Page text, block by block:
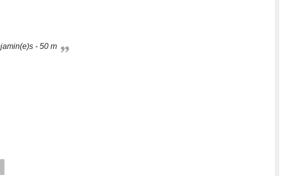
- 50 m